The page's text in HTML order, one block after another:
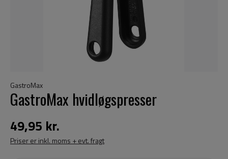
GastroMax
GastroMax hvidløgspresser
49,95 kr.
Priser er inkl. moms + evt. fragt